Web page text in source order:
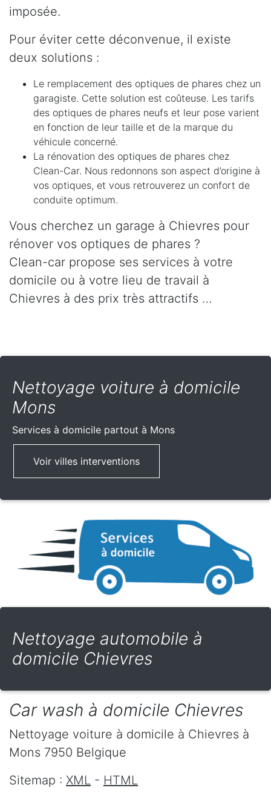
imposée.
Pour éviter cette déconvenue, il existe
deux solutions :
Le remplacement des optiques de phares chez un
garagiste. Cette solution est coûteuse. Les tarifs
des optiques de phares neufs et leur pose varient
en fonction de leur taille et de la marque du
véhicule concerné.
La rénovation des optiques de phares chez
Clean-Car. Nous redonnons son aspect d’origine à
vos optiques, et vous retrouverez un confort de
conduite optimum.
Vous cherchez un garage à Chievres pour
rénover vos optiques de phares ?
Clean-car propose ses services à votre
domicile ou à votre lieu de travail à
Chievres à des prix très attractifs …
Nettoyage voiture à domicile
Mons
Services à domicile partout à Mons
Voir villes interventions
Nettoyage automobile à
domicile Chievres
Car wash à domicile Chievres
Nettoyage voiture à domicile à Chievres à
Mons 7950 Belgique
Sitemap : XML - HTML